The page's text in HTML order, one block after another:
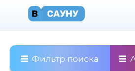
Фильтр поиска